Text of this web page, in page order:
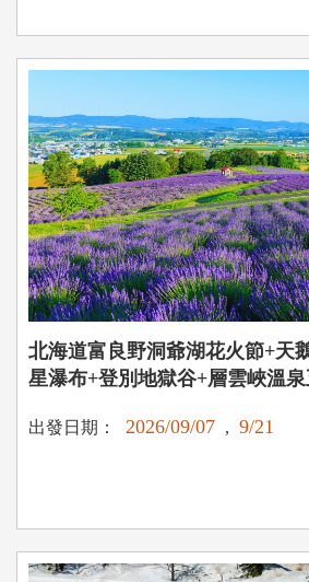
北海道富良野洞爺湖花火節+天
星瀑布+登別地獄谷+層雲峽溫
出發日期： 2026/09/07 , 9/21